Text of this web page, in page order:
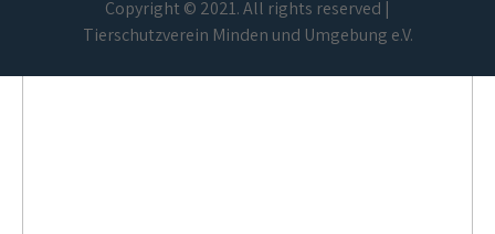
Copyright © 2021. All rights reserved |
Tierschutzverein Minden und Umgebung e.V.